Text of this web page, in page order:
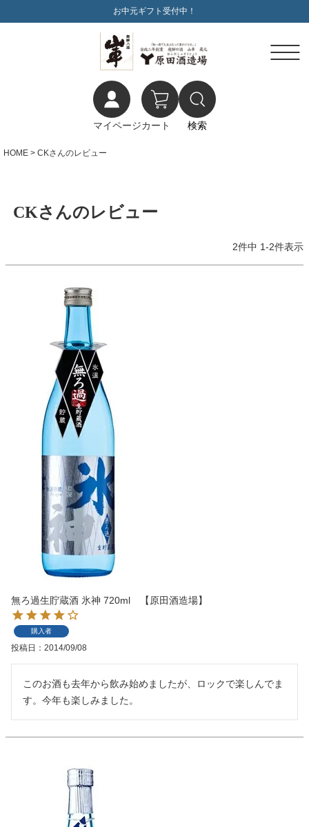
お中元ギフト受付中！
マイページカート 検索
HOME CKさんのレビュー
CKさんのレビュー
2件中 1-2件表示
無ろ過生貯蔵酒 氷神 720ml 【原田酒造場】
購入者
投稿日 2014/09/08
このお酒も去年から飲み始めましたが、ロックで楽しんでま
す。今年も楽しみました。